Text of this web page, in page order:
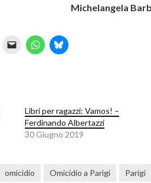
Michelangela
Libri per ragazzi: Vamos! –
Ferdinando Albertazzi
30 Giugno 2019
omicidio Omicidio a Parigi
Parigi